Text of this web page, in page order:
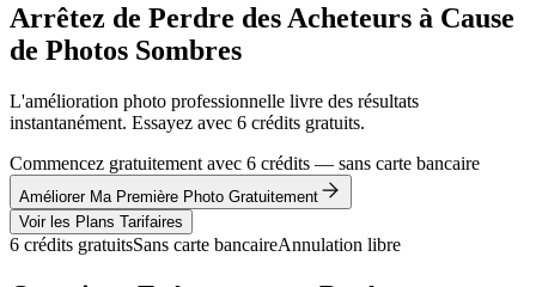
Arrêtez de Perdre des Acheteurs à Cause
de Photos Sombres
L'amélioration photo professionnelle livre des résultats
instantanément. Essayez avec 6 crédits gratuits.
Commencez gratuitement avec 6 crédits — sans carte bancaire
Améliorer Ma Première Photo Gratuitement
Voir les Plans Tarifaires
6 crédits gratuitsSans carte bancaireAnnulation libre